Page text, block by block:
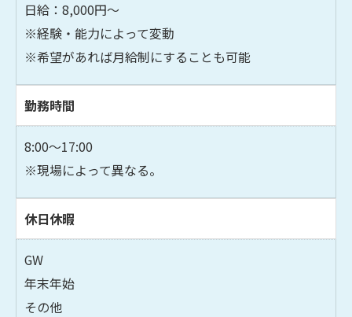
日給：8,000円～
※経験・能力によって変動
※希望があれば月給制にすることも可能
勤務時間
8:00～17:00
※現場によって異なる。
休日休暇
GW
年末年始
その他
お問い合わせはこちら